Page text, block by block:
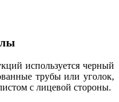
используется черный
трубы или уголок,
с лицевой стороны.